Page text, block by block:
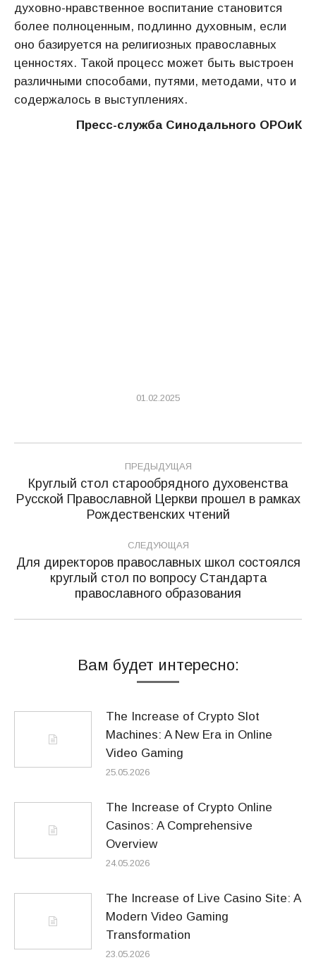
духовно-нравственное воспитание становится
более полноценным, подлинно духовным, если
оно базируется на религиозных православных
ценностях. Такой процесс может быть выстроен
различными способами, путями, методами, что и
содержалось в выступлениях.
Пресс-служба Синодального ОРОиК
01.02.2025
Навигация
по
записям
ПРЕДЫДУЩАЯ
Предыдущая
запись:
Круглый стол старообрядного духовенства
Русской Православной Церкви прошел в рамках
Рождественских чтений
СЛЕДУЮЩАЯ
Следующая
запись:
Для директоров православных школ состоялся
круглый стол по вопросу Стандарта
православного образования
Вам будет интересно:
The Increase of Crypto Slot
Machines: A New Era in Online
Video Gaming
25.05.2026
The Increase of Crypto Online
Casinos: A Comprehensive
Overview
24.05.2026
The Increase of Live Casino Site: A
Modern Video Gaming
Transformation
23.05.2026